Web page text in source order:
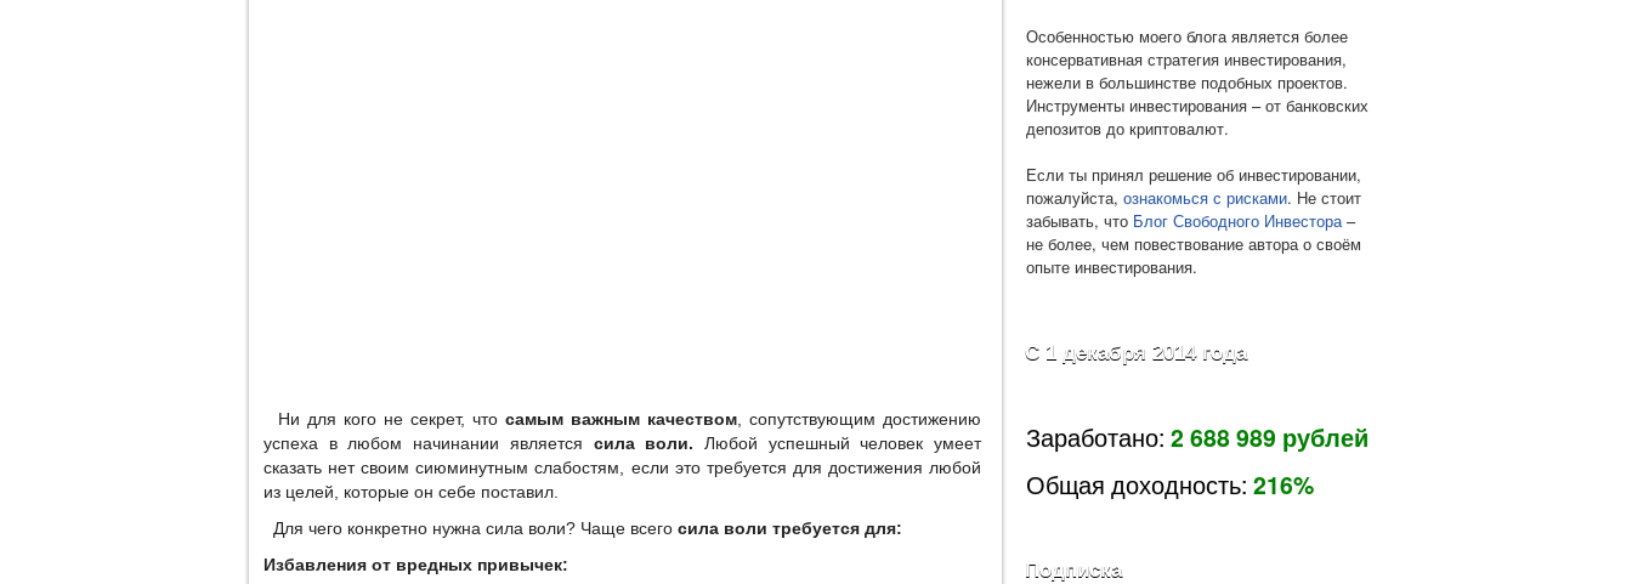
Ни для кого не секрет, что самым важным качеством , сопутствующим достижению
успеха в любом начинании является сила воли. Любой успешный человек умеет
сказать нет своим сиюминутным слабостям, если это требуется для достижения любой
из целей, которые он себе поставил.
Для чего конкретно нужна сила воли? Чаще всего сила воли требуется для:
Избавления от вредных привычек:
Особенностью моего блога является более
консервативная стратегия инвестирования,
нежели в большинстве подобных проектов.
Инструменты инвестирования – от банковских
депозитов до криптовалют.
Если ты принял решение об инвестировании,
пожалуйста, ознакомься с рисками. Не стоит
забывать, что Блог Свободного Инвестора–
не более, чем повествование автора о своём
опыте инвестирования.
С 1 декабря 2014 года
Заработано: 2 688 989 рублей
Общая доходность: 216%
Подписка